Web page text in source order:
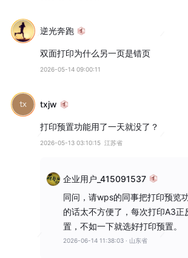
逆光奔跑
双面打印为什么另一页是错页
2026-05-14 09:00:11
txjw
打印预置功能用了一天就没了？
2026-05-13 03:10:15 江苏省
企业用户_415091537
同问，请wps的同事把打印预览
的话太不方便了，每次打印A3正
置，不如一下就选好打印预置。
2026-06-14 11:38:03 · 山东省